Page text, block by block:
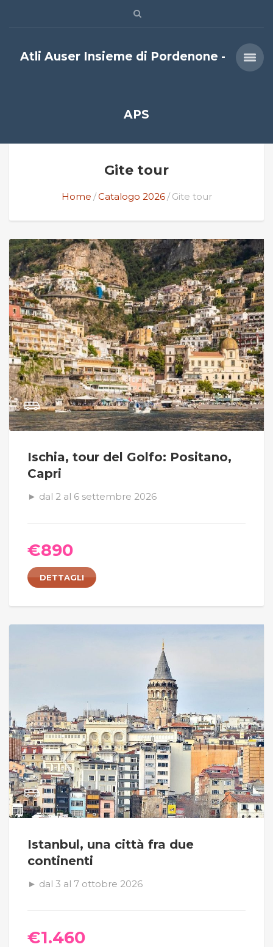
Atli Auser Insieme di Pordenone -
APS
Gite tour
Home Catalogo 2026 Gite tour
Ischia, tour del Golfo: Positano,
Capri
► dal 2 al 6 settembre 2026
€890
DETTAGLI
Istanbul, una città fra due
continenti
► dal 3 al 7 ottobre 2026
€1.460